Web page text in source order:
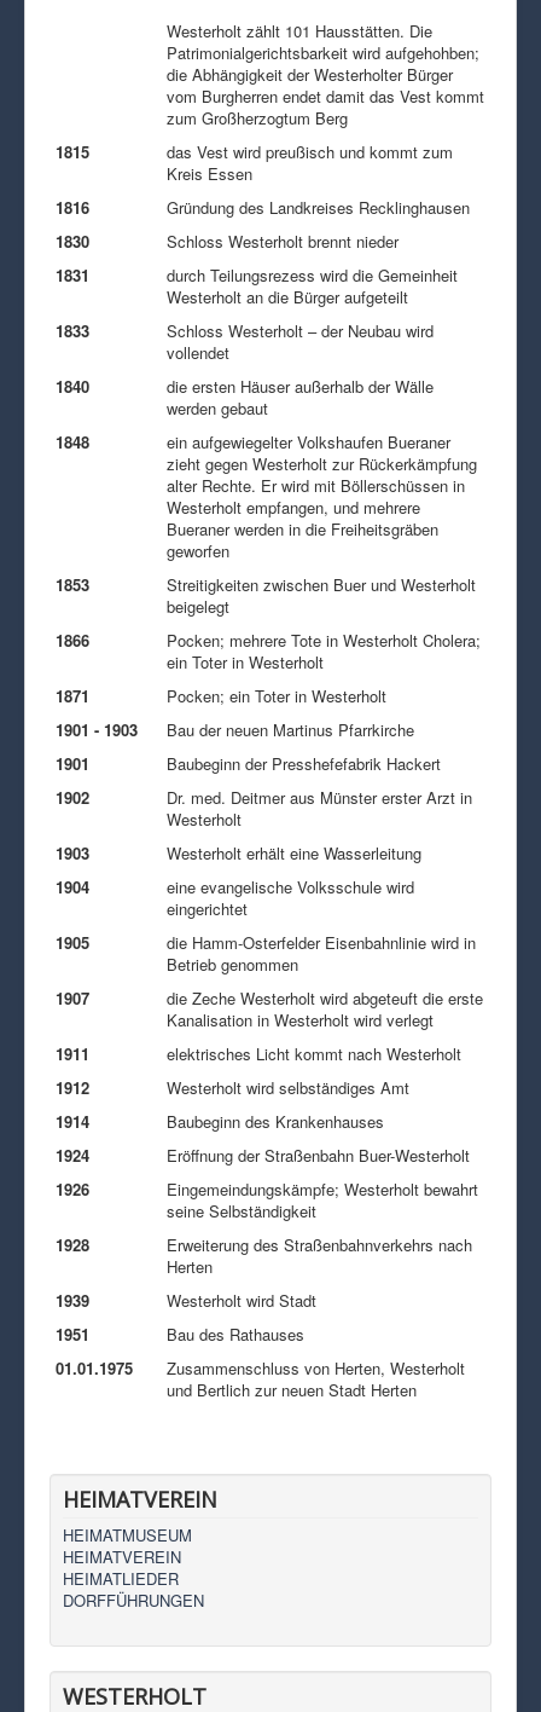
Westerholt zählt 101 Hausstätten. Die
Patrimonialgerichtsbarkeit wird aufgehohben;
die Abhängigkeit der Westerholter Bürger
vom Burgherren endet damit das Vest kommt
zum Großherzogtum Berg
1815
das Vest wird preußisch und kommt zum
Kreis Essen
1816
Gründung des Landkreises Recklinghausen
1830
Schloss Westerholt brennt nieder
1831
durch Teilungsrezess wird die Gemeinheit
Westerholt an die Bürger aufgeteilt
1833
Schloss Westerholt – der Neubau wird
vollendet
1840
die ersten Häuser außerhalb der Wälle
werden gebaut
1848
ein aufgewiegelter Volkshaufen Bueraner
zieht gegen Westerholt zur Rückerkämpfung
alter Rechte. Er wird mit Böllerschüssen in
Westerholt empfangen, und mehrere
Bueraner werden in die Freiheitsgräben
geworfen
1853
Streitigkeiten zwischen Buer und Westerholt
beigelegt
1866
Pocken; mehrere Tote in Westerholt Cholera;
ein Toter in Westerholt
1871
Pocken; ein Toter in Westerholt
1901 - 1903
Bau der neuen Martinus Pfarrkirche
1901
Baubeginn der Presshefefabrik Hackert
1902
Dr. med. Deitmer aus Münster erster Arzt in
Westerholt
1903
Westerholt erhält eine Wasserleitung
1904
eine evangelische Volksschule wird
eingerichtet
1905
die Hamm-Osterfelder Eisenbahnlinie wird in
Betrieb genommen
1907
die Zeche Westerholt wird abgeteuft die erste
Kanalisation in Westerholt wird verlegt
1911
elektrisches Licht kommt nach Westerholt
1912
Westerholt wird selbständiges Amt
1914
Baubeginn des Krankenhauses
1924
Eröffnung der Straßenbahn Buer-Westerholt
1926
Eingemeindungskämpfe; Westerholt bewahrt
seine Selbständigkeit
1928
Erweiterung des Straßenbahnverkehrs nach
Herten
1939
Westerholt wird Stadt
1951
Bau des Rathauses
01.01.1975
Zusammenschluss von Herten, Westerholt
und Bertlich zur neuen Stadt Herten
HEIMATVEREIN
HEIMATMUSEUM
HEIMATVEREIN
HEIMATLIEDER
DORFFÜHRUNGEN
WESTERHOLT